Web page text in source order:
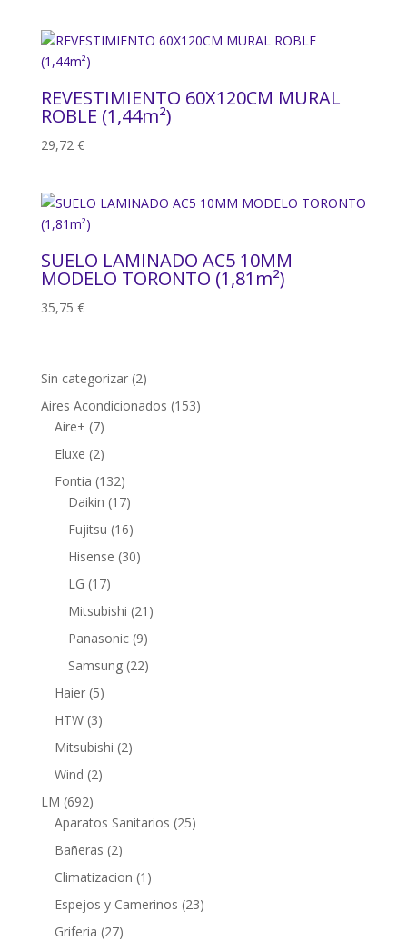
REVESTIMIENTO 60X120CM MURAL
ROBLE (1,44m²)
29,72 €
SUELO LAMINADO AC5 10MM
MODELO TORONTO (1,81m²)
35,75 €
Sin categorizar 22
productos
Aires Acondicionados 153153
Aire+ 77
productos
Eluxe 22
productos
Fontia 132132
productos
Daikin 1717
productos
Fujitsu 1616
productos
Hisense 3030
LG 1717
productos
Mitsubishi 21 21
Panasonic 99
productos
Samsung 2222
Haier 55
productos
HTW 33
productos
Mitsubishi 22
Wind 22
LM 692692
productos
Aparatos Sanitarios 2525
Bañeras 22
productos
Climatizacion 1 1
producto
Espejos y Camerinos 2323
Griferia 2727